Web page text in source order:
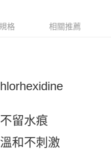
費
費
費
費
格 相關推薦
留水痕
和不刺激